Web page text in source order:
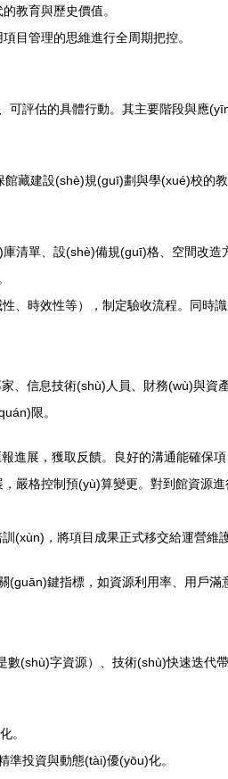
教育與歷史價值。
目管理的思維進行全周期把控。
評估的具體行動。其主要階段與應
藏建設(shè)規(guī)劃與學(xué)校
清單、設(shè)備規(guī)格、空間改
、時效性等），制定驗收流程。同
、信息技術(shù)人員、財務(wù)與
限。
進展，獲取反饋。良好的溝通能確保
嚴格控制預(yù)算變更。對到館資源
(xùn)，將項目成果正式移交給運營維
(guān)鍵指標，如資源利用率、用戶
(shù)字資源）、技術(shù)快速迭代
。
準投資與動態(tài)優(yōu)化。